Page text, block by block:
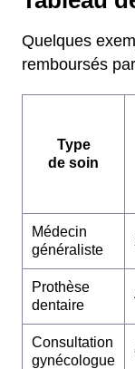
Quelques
remboursés
Type
de soin
Médecin
généraliste
Prothèse
dentaire
Consultation
gynécologue